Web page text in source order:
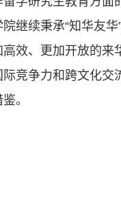
院继续秉承“知华友华
效、更加开放的来
竞争力和跨文化交
鉴。